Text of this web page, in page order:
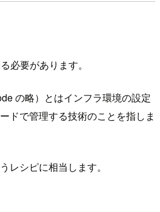
必要があります。
の略）とはインフラ環境の設定
ドで管理する技術のことを指しま
レシピに相当します。